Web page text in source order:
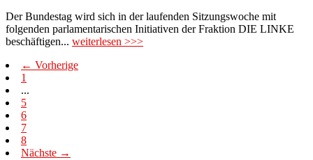
Der Bundestag wird sich in der laufenden Sitzungswoche mit
folgenden parlamentarischen Initiativen der Fraktion DIE LINKE
beschäftigen... weiterlesen >>>
← Vorherige
1
...
5
6
7
8
Nächste →